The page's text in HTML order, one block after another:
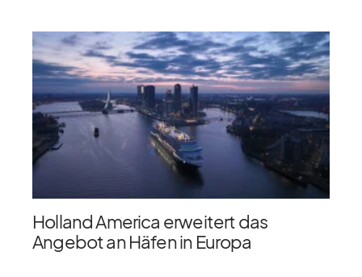
Holland America erweitert das
Angebot an Häfen in Europa